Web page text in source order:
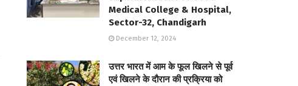
Medical College & Hospital,
Sector-32, Chandigarh
December 12, 2024
उत्तर भारत में आम के फूल खिलने से पूर्व
एवं खिलने के दौरान की प्रक्रिया को